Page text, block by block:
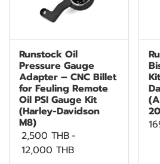
Runstock Oil
Pressure Gauge
Adapter – CNC Billet
for Feuling Remote
Oil PSI Gauge Kit
(Harley-Davidson
M8)
2,500 THB-
12,000 THB